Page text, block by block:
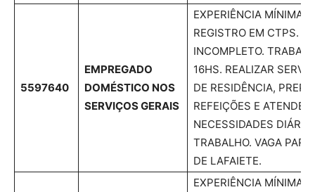
5597640
EMPREGADO
DOMÉSTICO NOS
SERVIÇOS GERAIS
EXPERIÊNCIA MÍNIMA
REGISTRO EM CTPS.
INCOMPLETO.
16HS. REALIZAR
DE RESIDÊNCIA,
REFEIÇÕES E ATENDER
NECESSIDADES
TRABALHO. VAGA
DE LAFAIETE.
EXPERIÊNCIA MÍNIMA